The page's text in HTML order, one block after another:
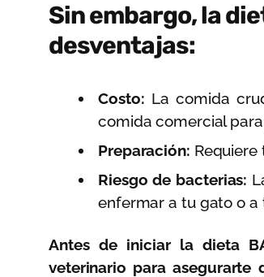
Sin embargo, la
desventajas:
Costo: La comida
comida comercial
Preparación:
Riesgo de bacterias:
enfermar a tu gato o a
Antes de iniciar la dieta
veterinario para asegurarte